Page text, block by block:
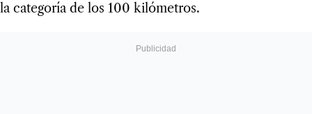
la categoría de los 100 kilómetros.